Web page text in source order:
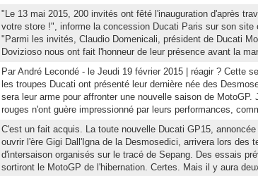
"Le 13 mai 2015, 200 invités ont fêté l'inauguration d'après
votre store !", informe la concession Ducati Paris sur son site
"Parmi les invités, Claudio Domenicali, président de Ducati
Dovizioso nous ont fait l'honneur de leur présence avant la
Par André Lecondé - le Jeudi 19 février 2015 | réagir ? Cette
les troupes Ducati ont présenté leur dernière née des
sera leur arme pour affronter une nouvelle saison de MotoGP.
rouges n'ont guère impressionné par leurs performances,
C'est un fait acquis. La toute nouvelle Ducati GP15,
ouvrir l'ère Gigi Dall'Igna de la Desmosedici, arrivera lors des
d'intersaison organisés sur le tracé de Sepang. Des essais
sortiront le MotoGP de l'hibernation. Certes. Mais il y aura